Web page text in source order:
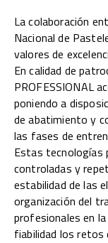
La colaboración
Nacional de
valores de
En calidad de
PROFESSIONAL
poniendo a
de abatimiento y
las fases de
Estas tecnologías
controladas y
estabilidad de las
organización del
profesionales en
fiabilidad los retos